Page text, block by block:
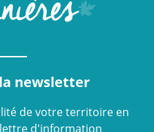
newsletter
de votre territoire en
d'information